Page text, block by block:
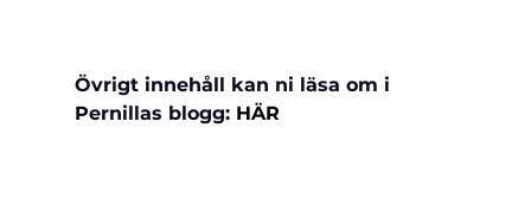
Övrigt innehåll kan ni läsa om i
Pernillas blogg: HÄR